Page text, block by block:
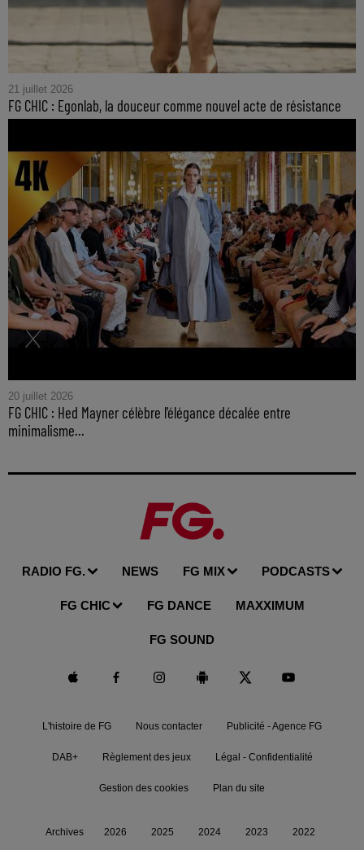
21 juillet 2026
FG CHIC : Egonlab, la douceur comme nouvel acte de résistance
20 juillet 2026
FG CHIC : Hed Mayner célèbre l'élégance décalée entre
minimalisme...
RADIO FG. NEWS FG MIX PODCASTS
FG CHIC FG DANCE MAXXIMUM
FG SOUND
L'histoire de FG Nous contacter Publicité - Agence FG
DAB+ Règlement des jeux Légal - Confidentialité
Gestion des cookies Plan du site
Archives 2026 2025 2024 2023 2022